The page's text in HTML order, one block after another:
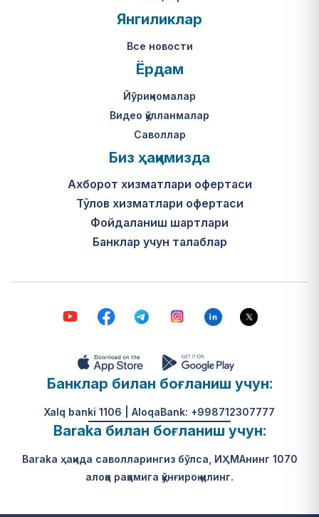
Янгиликлар
Все новости
Ёрдам
Йўриқномалар
Видео қўлланмалар
Саволлар
Биз ҳақимизда
Ахборот хизматлари офертаси
Тўлов хизматлари офертаси
Фойдаланиш шартлари
Банклар учун талаблар
Банклар билан боғланиш учун:
Xalq banki 1106 | AloqaBank: +998712307777
Baraka билан боғланиш учун:
Baraka ҳақида саволларингиз бўлса, ИҲМАнинг 1070
алоқа рақамига қўнғироқ қилинг.